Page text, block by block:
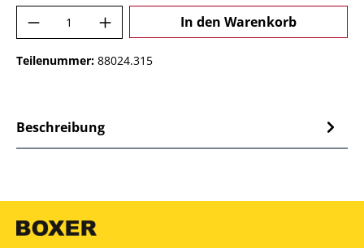
Produkt Anzahl: Gib den gewünschten
In den Warenkorb
Teilenummer: 88024.315
Beschreibung